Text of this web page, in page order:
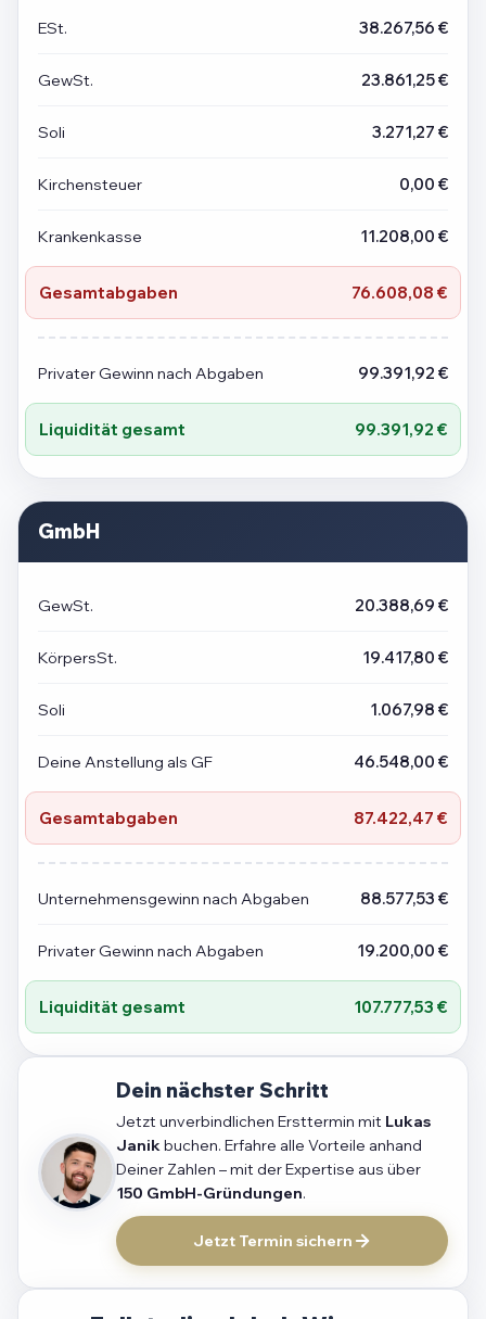
ESt. 38.267,56 €
GewSt. 23.861,25 €
Soli 3.271,27 €
Kirchensteuer 0,00 €
Krankenkasse 11.208,00 €
Gesamtabgaben 76.608,08 €
Privater Gewinn nach Abgaben 99.391,92 €
Liquidität gesamt 99.391,92 €
GmbH
GewSt. 20.388,69 €
KörpersSt. 19.417,80 €
Soli 1.067,98 €
Deine Anstellung als GF 46.548,00 €
Gesamtabgaben 87.422,47 €
Unternehmensgewinn nach Abgaben 88.577,53 €
Privater Gewinn nach Abgaben 19.200,00 €
Liquidität gesamt 107.777,53 €
Dein nächster Schritt
Jetzt unverbindlichen Ersttermin mit Lukas
Janikbuchen. Erfahre alle Vorteile anhand
Deiner Zahlen – mit der Expertise aus über
150 GmbH-Gründungen.
Jetzt Termin sichern